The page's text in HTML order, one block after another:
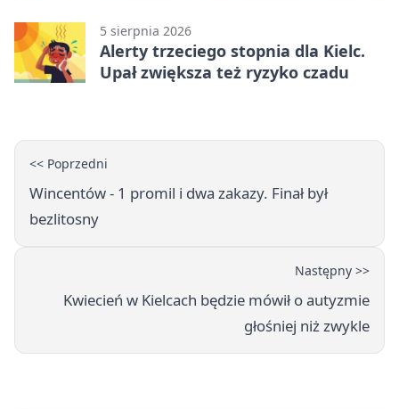
5 sierpnia 2026
Alerty trzeciego stopnia dla Kielc.
Upał zwiększa też ryzyko czadu
<< Poprzedni
Wincentów - 1 promil i dwa zakazy. Finał był
bezlitosny
Następny >>
Kwiecień w Kielcach będzie mówił o autyzmie
głośniej niż zwykle